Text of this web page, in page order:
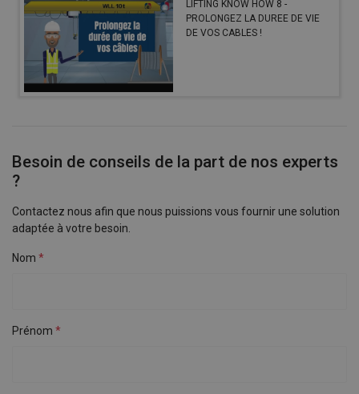
LIFTING KNOW HOW 8 -
PROLONGEZ LA DUREE DE VIE
DE VOS CABLES !
Besoin de conseils de la part de nos experts
?
Contactez nous afin que nous puissions vous fournir une solution
adaptée à votre besoin.
Nom
Prénom